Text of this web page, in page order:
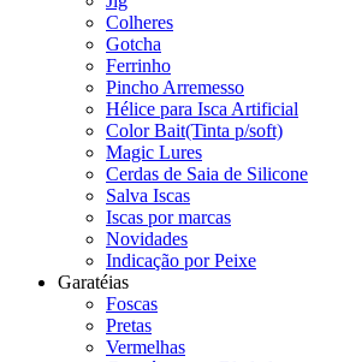
Colheres
Gotcha
Ferrinho
Pincho Arremesso
Hélice para Isca Artificial
Color Bait(Tinta p/soft)
Magic Lures
Cerdas de Saia de Silicone
Salva Iscas
Iscas por marcas
Novidades
Indicação por Peixe
Garatéias
Foscas
Pretas
Vermelhas